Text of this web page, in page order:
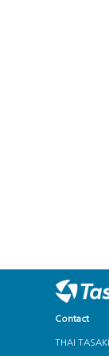
Contact
THAI